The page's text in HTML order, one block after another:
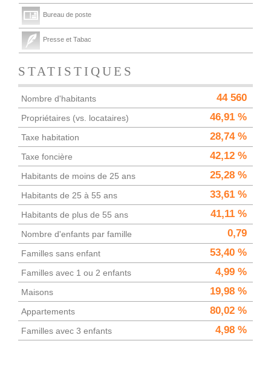
Bureau de poste
Presse et Tabac
STATISTIQUES
Nombre d'habitants 44 560
Propriétaires (vs. locataires) 46,91 %
Taxe habitation 28,74 %
Taxe foncière 42,12 %
Habitants de moins de 25 ans 25,28 %
Habitants de 25 à 55 ans 33,61 %
Habitants de plus de 55 ans 41,11 %
Nombre d'enfants par famille 0,79
Familles sans enfant 53,40 %
Familles avec 1 ou 2 enfants 4,99 %
Maisons 19,98 %
Appartements 80,02 %
Familles avec 3 enfants 4,98 %